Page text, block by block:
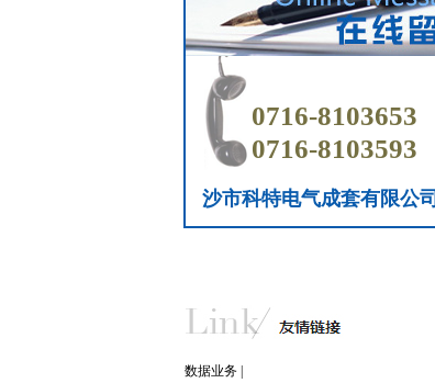
0716-8103653
0716-8103593
沙市科特电气成套有限公司
数据业务